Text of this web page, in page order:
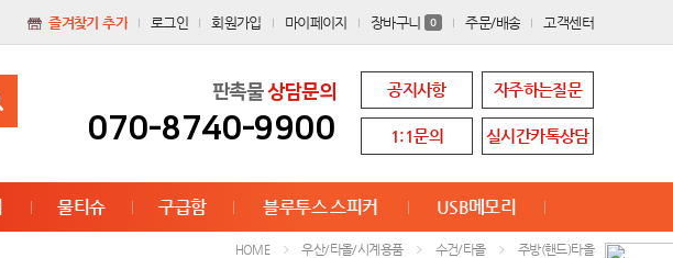
즐겨찾기 추가 로그인 회원가입 마이페이지 장바구니 0 주문/배송 고객센터
판촉물상담문의
070-8740-9900
공지사항 자주하는질문
1:1문의 실시간카톡상담
물티슈 구급함 블루투스 스피커 USB메모리
HOME 우산/타올/시계용품 수건/타올 주방(핸드)타올